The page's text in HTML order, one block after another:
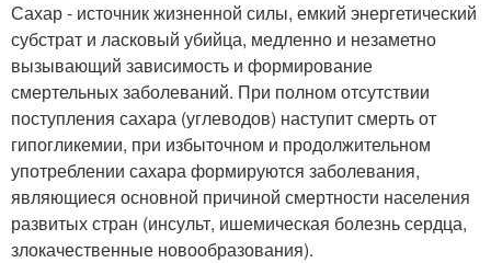
Сахар - источник жизненной силы, емкий энергетический
субстрат и ласковый убийца, медленно и незаметно
вызывающий зависимость и формирование
смертельных заболеваний. При полном отсутствии
поступления сахара (углеводов) наступит смерть от
гипогликемии, при избыточном и продолжительном
употреблении сахара формируются заболевания,
являющиеся основной причиной смертности населения
развитых стран (инсульт, ишемическая болезнь сердца,
злокачественные новообразования).